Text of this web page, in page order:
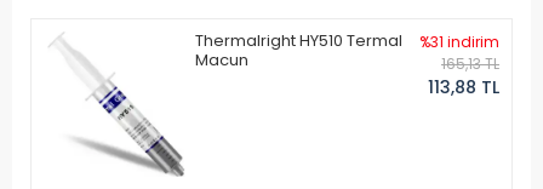
Thermalright HY510 Termal
Macun
%31 indirim
165,13 TL
113,88 TL